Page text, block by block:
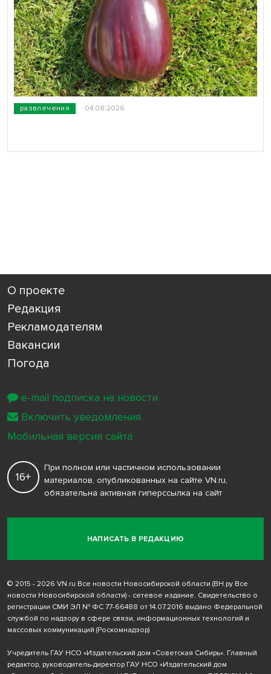
развлечения 04.08.2026
О проекте
Редакция
Рекламодателям
Вакансии
Погода
НАПИСАТЬ В РЕДАКЦИЮ
16+
При полном или частичном использовании
материалов, опубликованных на сайте VN.ru,
обязательна активная гиперссылка на сайт
© 2015 - 2026 VN.ru Все новости Новосибирской области (ВН.ру Все
новости Новосибирской области) - сетевое издание. Свидетельство о
регистрации СМИ ЭЛ № ФС 77-66488 от 14.07.2016 выдано Федеральной
службой по надзору в сфере связи, информационных технологий и
массовых коммуникаций (Роскомнадзор)
Учредитель ГАУ НСО «Издательский дом «Советская Сибирь». Главный
редактор, руководитель-директор ГАУ НСО «Издательский дом
e-mail подписка на новости
Включить уведомления
Мобильная версия сайта